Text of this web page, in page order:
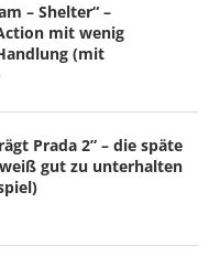
– Shelter“ –
mit wenig
(mit
Prada 2” – die späte
gut zu unterhalten